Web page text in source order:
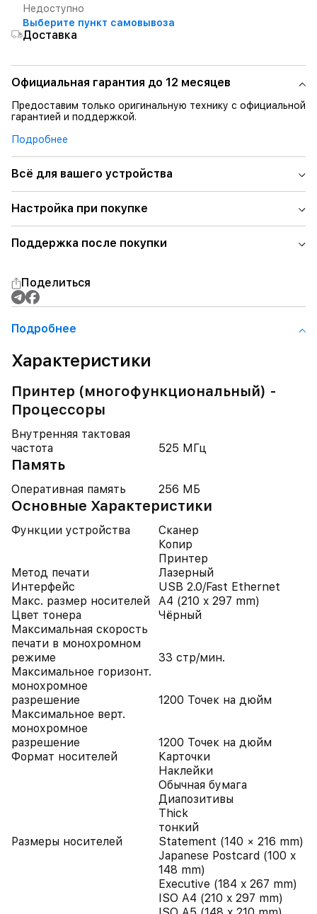
Недоступно
Выберите пункт самовывоза
Доставка
Официальная гарантия до 12 месяцев
Предоставим только оригинальную технику с официальной
гарантией и поддержкой.
Подробнее
Всё для вашего устройства
Настройка при покупке
Поддержка после покупки
Поделиться
Подробнее
Характеристики
Принтер (многофункциональный) -
Процессоры
Внутренняя тактовая
частота
525 МГц
Память
Оперативная память 256 МБ
Основные Характеристики
Функции устройства
Сканер
Копир
Принтер
Метод печати
Лазерный
Интерфейс
USB 2.0/Fast Ethernet
Макс. размер носителей
A4 (210 x 297 mm)
Цвет тонера
Чёрный
Максимальная скорость
печати в монохромном
режиме
33 стр/мин.
Максимальное горизонт.
монохромное
разрешение
1200 Точек на дюйм
Максимальное верт.
монохромное
разрешение
1200 Точек на дюйм
Формат носителей
Карточки
Наклейки
Обычная бумага
Диапозитивы
Thick
тонкий
Размеры носителей
Statement (140 × 216 mm)
Japanese Postcard (100 x
148 mm)
Executive (184 x 267 mm)
ISO A4 (210 x 297 mm)